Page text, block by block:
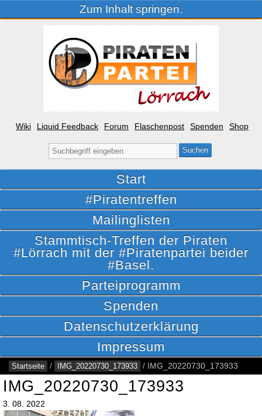
Zum Inhalt springen.
Wiki Liquid Feedback Forum Flaschenpost Spenden Shop
Suche
nach:
Start
#Piratentreffen
Mailinglisten
Stammtisch-Treffen der Piraten
#Lörrach mit der #Piratenpartei beider
#Basel.
Parteiprogramm
Spenden
Datenschutzerklärung
Impressum
Startseite / IMG_20220730_173933 / IMG_20220730_173933
IMG_20220730_173933
3. 08. 2022